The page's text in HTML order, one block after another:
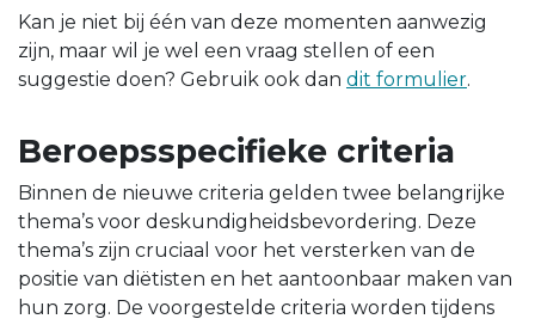
Kan je niet bij één van deze momenten aanwezig
zijn, maar wil je wel een vraag stellen of een
suggestie doen? Gebruik ook dan dit formulier.
Beroepsspecifieke criteria
Binnen de nieuwe criteria gelden twee belangrijke
thema’s voor deskundigheidsbevordering. Deze
thema’s zijn cruciaal voor het versterken van de
positie van diëtisten en het aantoonbaar maken van
hun zorg. De voorgestelde criteria worden tijdens